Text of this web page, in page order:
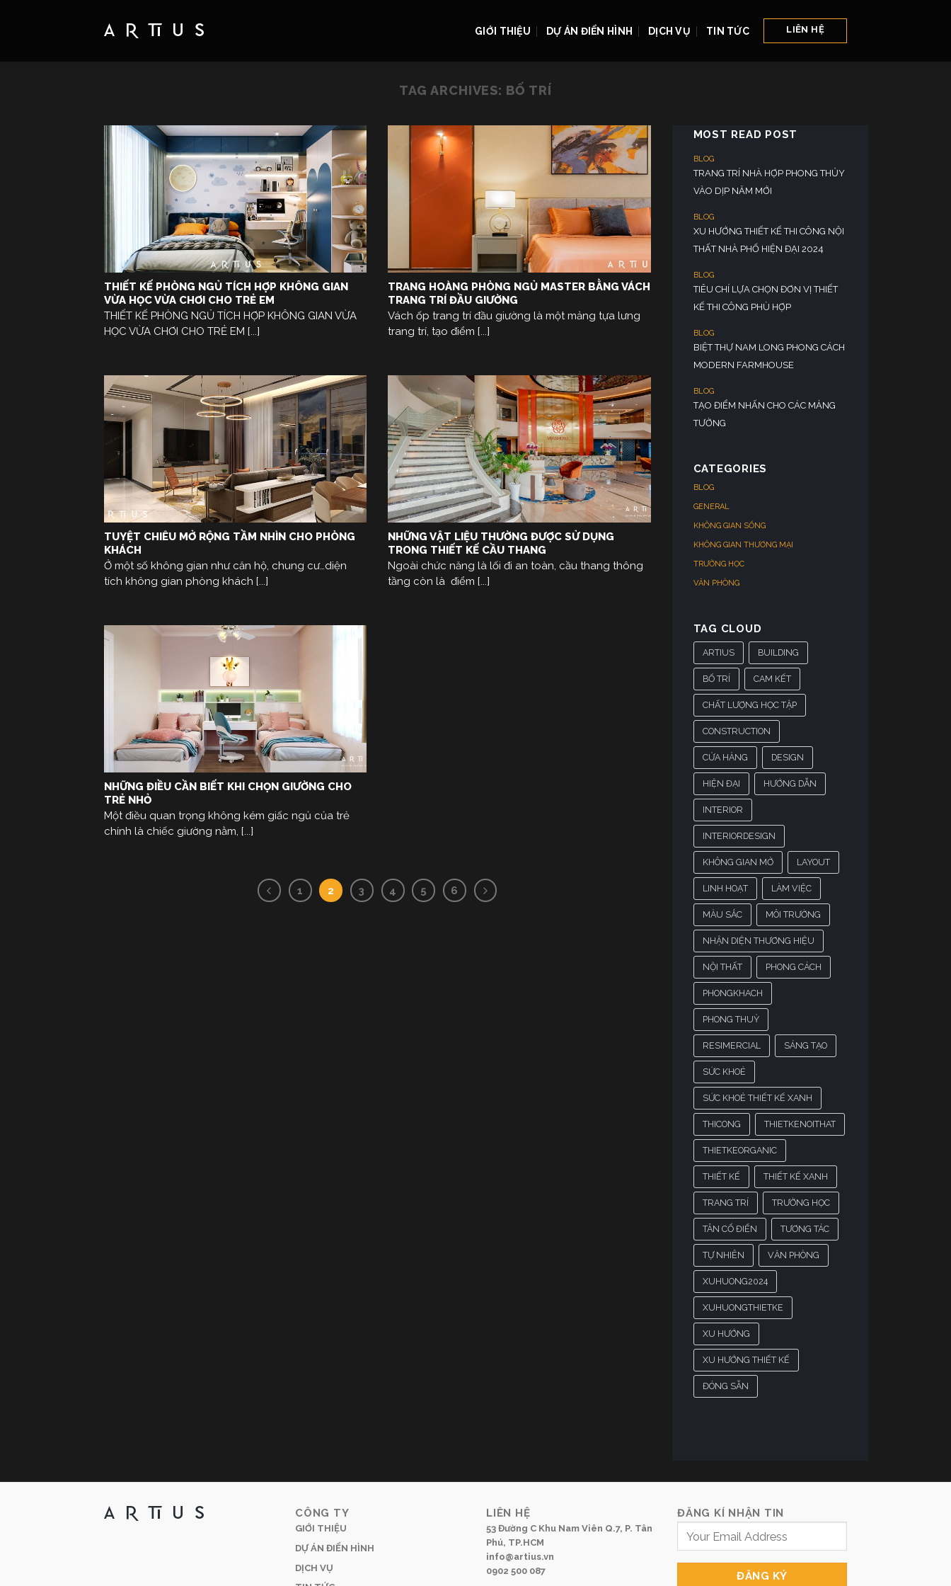
GIỚI THIỆU DỰ ÁN ĐIỂN HÌNH DỊCH VỤ TIN TỨC LIÊN HỆ
TAG ARCHIVES: BỐ TRÍ
THIẾT KẾ PHÒNG NGỦ TÍCH HỢP KHÔNG GIAN
VỪA HỌC VỪA CHƠI CHO TRẺ EM
THIẾT KẾ PHÒNG NGỦ TÍCH HỢP KHÔNG GIAN VỪA
HỌC VỪA CHƠI CHO TRẺ EM [...]
TRANG HOÀNG PHÒNG NGỦ MASTER BẰNG VÁCH
TRANG TRÍ ĐẦU GIƯỜNG
Vách ốp trang trí đầu giường là một mảng tựa lưng
trang trí, tạo điểm [...]
TUYỆT CHIÊU MỞ RỘNG TẦM NHÌN CHO PHÒNG
KHÁCH
Ở một số không gian như căn hộ, chung cư…diện
tích không gian phòng khách [...]
NHỮNG VẬT LIỆU THƯỜNG ĐƯỢC SỬ DỤNG
TRONG THIẾT KẾ CẦU THANG
Ngoài chức năng là lối đi an toàn, cầu thang thông
tầng còn là điểm [...]
NHỮNG ĐIỀU CẦN BIẾT KHI CHỌN GIƯỜNG CHO
TRẺ NHỎ
Một điều quan trọng không kém giấc ngủ của trẻ
chính là chiếc giường nằm, [...]
1 2 3 4 5 6
MOST READ POST
CATEGORIES
BLOG
GENERAL
KHÔNG GIAN SỐNG
KHÔNG GIAN THƯƠNG MẠI
TRƯỜNG HỌC
VĂN PHÒNG
TAG CLOUD
ARTIUS BUILDING
BỐ TRÍ CAM KẾT
CHẤT LƯỢNG HỌC TẬP
CONSTRUCTION
CỬA HÀNG DESIGN
HIỆN ĐẠI HƯỚNG DẪN
INTERIOR
INTERIORDESIGN
KHÔNG GIAN MỞ LAYOUT
LINH HOẠT LÀM VIỆC
MÀU SẮC MÔI TRƯỜNG
NHẬN DIỆN THƯƠNG HIỆU
NỘI THẤT PHONG CÁCH
PHONGKHACH
PHONG THUỶ
RESIMERCIAL SÁNG TẠO
SỨC KHOẺ
SỨC KHOẺ THIẾT KẾ XANH
THICONG THIETKENOITHAT
THIETKEORGANIC
THIẾT KẾ THIẾT KẾ XANH
TRANG TRÍ TRƯỜNG HỌC
TÂN CỔ ĐIỂN TƯƠNG TÁC
TỰ NHIÊN VĂN PHÒNG
XUHUONG2024
XUHUONGTHIETKE
XU HƯỚNG
XU HƯỚNG THIẾT KẾ
ĐÓNG SẴN
CÔNG TY
GIỚI THIỆU
DỰ ÁN ĐIỂN HÌNH
DỊCH VỤ
LIÊN HỆ
53 Đường C Khu Nam Viên Q.7, P. Tân
Phú, TP.HCM
info@artius.vn
0902 500 087
ĐĂNG KÍ NHẬN TIN